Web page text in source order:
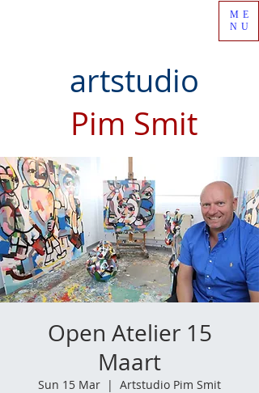
artstudio
Pim Smit
ME
NU
Open Atelier 15
Maart
Sun 15 Mar
  |
Artstudio Pim Smit